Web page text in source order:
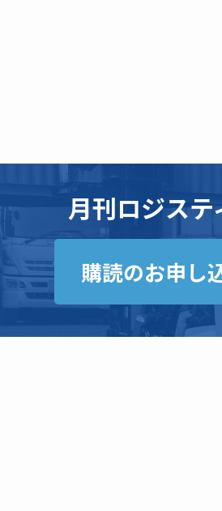
月刊ロジス
購読のお申し